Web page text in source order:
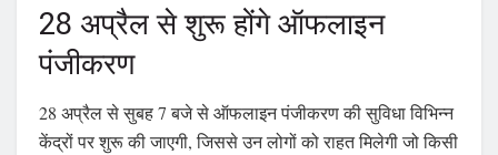
28 अप्रैल से शुरू होंगे ऑफलाइन
पंजीकरण
28 अप्रैल से सुबह 7 बजे से ऑफलाइन पंजीकरण की सुविधा विभिन्न
केंद्रों पर शुरू की जाएगी, जिससे उन लोगों को राहत मिलेगी जो किसी